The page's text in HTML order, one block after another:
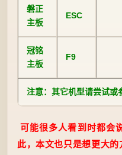
磐正
主板
ESC
冠铭
主板
F9
注意：其它机型请尝试或
可能很多人看到时都会
此，本文也只是想更大